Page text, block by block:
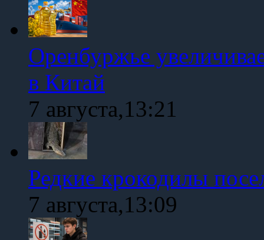
Оренбуржье
в Китай
7 августа,13:21
Редкие крокодилы
7 августа,13:09